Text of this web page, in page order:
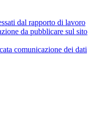
dal rapporto di lavoro
da pubblicare sul sito
comunicazione dei dati